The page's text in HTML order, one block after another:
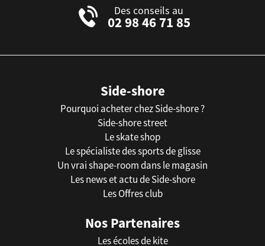
Des conseils au
02 98 46 71 85
Side-shore
Pourquoi acheter chez Side-shore ?
Side-shore street
Le skate shop
Le spécialiste des sports de glisse
Un vrai shape-room dans le magasin
Les news et actu de Side-shore
Les Offres club
Nos Partenaires
Les écoles de kite